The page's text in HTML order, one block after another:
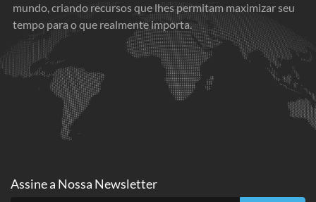
mundo, criando recursos que lhes permitam maximizar seu
tempo para o que realmente importa.
Assine a Nossa Newsletter